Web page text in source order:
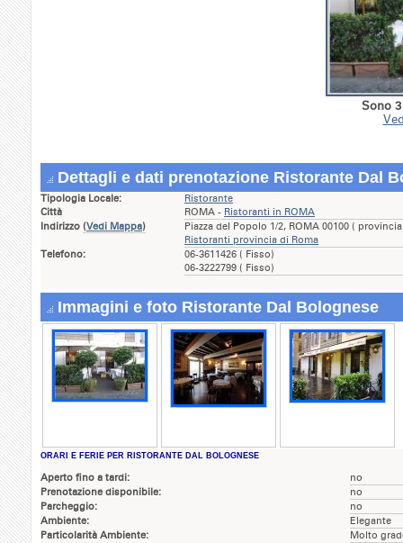
Sono
Dettagli e dati prenotazione Ristorante Dal
Tipologia Locale:
Ristorante
Città
ROMA - Ristoranti in ROMA
Indirizzo (Vedi Mappa)
Piazza del Popolo 1/2, ROMA 00100 (
Ristoranti provincia di Roma
Telefono:
06-3611426 ( Fisso)
06-3222799 ( Fisso)
Immagini e foto Ristorante Dal Bolognese
ORARI E FERIE PER RISTORANTE DAL BOLOGNESE
Aperto fino a tardi:
no
Prenotazione disponibile:
no
Parcheggio:
no
Ambiente:
Elegante
Particolarità Ambiente:
Molto